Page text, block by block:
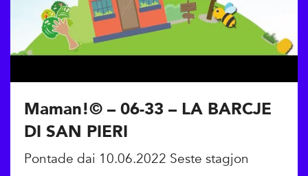
Maman!© – 06-33 – LA BARCJE
DI SAN PIERI
Pontade dai 10.06.2022 Seste stagjon